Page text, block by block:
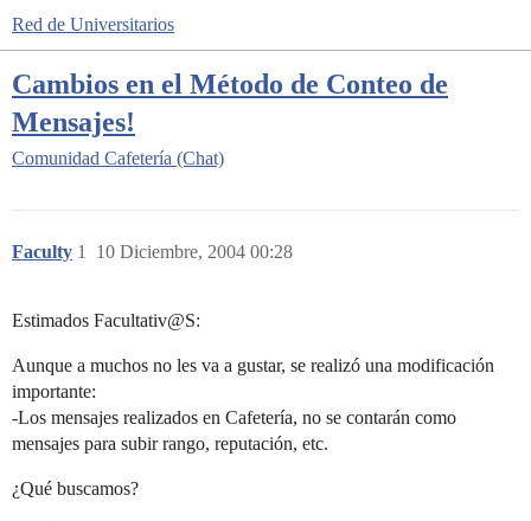
Red de Universitarios
Cambios en el Método de Conteo de
Mensajes!
Comunidad Cafetería (Chat)
Faculty 10 Diciembre, 2004 00:28
1
Estimados Facultativ@S:
Aunque a muchos no les va a gustar, se realizó una modificación
importante:
-Los mensajes realizados en Cafetería, no se contarán como
mensajes para subir rango, reputación, etc.
¿Qué buscamos?